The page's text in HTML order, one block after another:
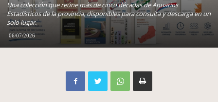
Una colección que reúne más de cinco décadas de Anuarios
Estadísticos de la provincia, disponibles para consulta y descarga en un
solo lugar.
06/07/2026